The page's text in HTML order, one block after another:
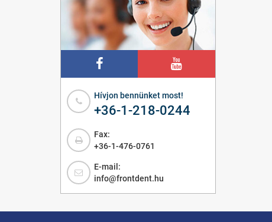
Hívjon bennünket most!
+36-1-218-0244
Fax:
+36-1-476-0761
E-mail:
info@frontdent.hu